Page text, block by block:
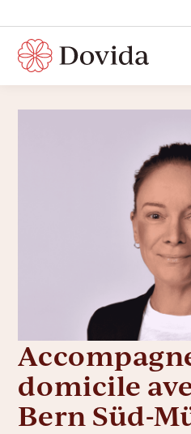
domicile
Bern Süd-